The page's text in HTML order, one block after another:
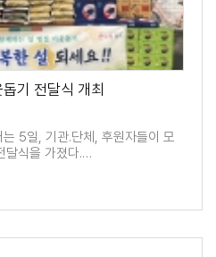
기 전달식 개최
5일, 기관․단체, 후원자들이 모
달식을 가졌다.…